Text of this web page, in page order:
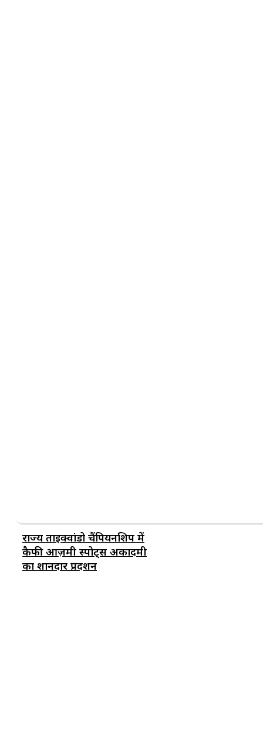
राज्य ताइक्वांडो चैंपियनशिप में
कैफी आज़मी स्पोर्ट्स अकादमी
का शानदार प्रदर्शन